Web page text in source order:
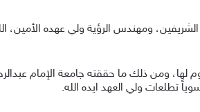
ومهندس الرؤية ولي عهده الأمين،
لها، ومن ذلك ما حققته جامعة الإمام
تطلعات ولي العهد ايده الله.